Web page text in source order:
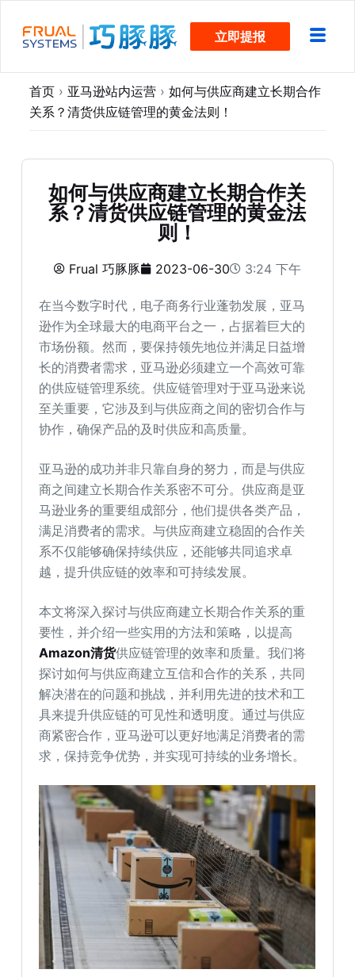
过
立即提报
首页 › 亚马逊站内运营 › 如何与供应商建立长期合作
关系？清货供应链管理的黄金法则！
如何与供应商建立长期合作关
系？清货供应链管理的黄金法
则！
Frual 巧豚豚 2023-06-30 3:24 下午
在当今数字时代，电子商务行业蓬勃发展，亚马
逊作为全球最大的电商平台之一，占据着巨大的
市场份额。然而，要保持领先地位并满足日益增
长的消费者需求，亚马逊必须建立一个高效可靠
的供应链管理系统。供应链管理对于亚马逊来说
至关重要，它涉及到与供应商之间的密切合作与
协作，确保产品的及时供应和高质量。
亚马逊的成功并非只靠自身的努力，而是与供应
商之间建立长期合作关系密不可分。供应商是亚
马逊业务的重要组成部分，他们提供各类产品，
满足消费者的需求。与供应商建立稳固的合作关
系不仅能够确保持续供应，还能够共同追求卓
越，提升供应链的效率和可持续发展。
本文将深入探讨与供应商建立长期合作关系的重
要性，并介绍一些实用的方法和策略，以提高
Amazon清货供应链管理的效率和质量。我们将
探讨如何与供应商建立互信和合作的关系，共同
解决潜在的问题和挑战，并利用先进的技术和工
具来提升供应链的可见性和透明度。通过与供应
商紧密合作，亚马逊可以更好地满足消费者的需
求，保持竞争优势，并实现可持续的业务增长。